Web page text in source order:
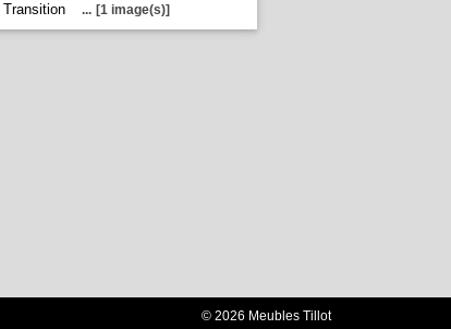
... [1 image(s)]
© 2026 Meubles Tillot